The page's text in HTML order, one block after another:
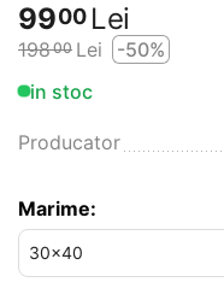
9900 Lei
19800 Lei
-50%
in stoc
Producator
Marime: